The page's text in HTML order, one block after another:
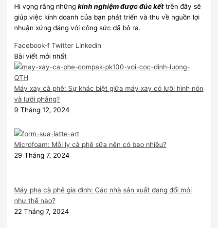
Hi vọng rằng nhữngkinh nghiệm được đúc kếttrên đây sẽ
giúp việc kinh doanh của bạn phát triển và thu về nguồn lợi
nhuận xứng đáng với công sức đã bỏ ra.
Facebook-f Twitter Linkedin
Bài viết mới nhất
Máy xay cà phê: Sự khác biệt giữa máy xay có lưỡi hình nón
và lưỡi phẳng?
9 Tháng 12, 2024
Microfoam: Mỗi ly cà phê sữa nên có bao nhiêu?
29 Tháng 7, 2024
Máy pha cà phê gia đình: Các nhà sản xuất đang đổi mới
như thế nào?
22 Tháng 7, 2024